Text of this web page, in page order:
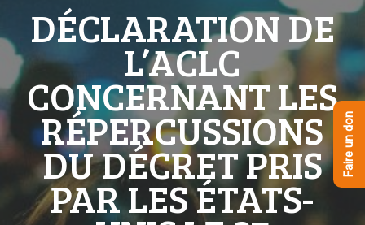
DÉCLARATION DE
L’ACLC
CONCERNANT LES
RÉPERCUSSIONS
DU DÉCRET PRIS
PAR LES ÉTATS-
Faire un don